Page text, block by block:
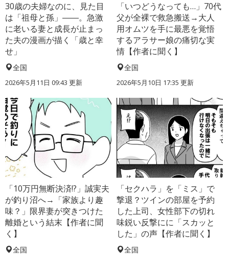
30歳の夫婦なのに、見た目
は「祖母と孫」――。急激
に老いる妻と成長が止まっ
た夫の漫画が描く「歳と幸
せ」
全国
2026年5月11日 09:43 更新
「いつどうなっても…」70代
父が全裸で救急搬送→大人
用オムツを手に最悪を覚悟
するアラサー娘の痛切な実
情【作者に聞く】
全国
2026年5月10日 17:35 更新
「10万円無断決済!?」誠実夫
が釣り沼へ→「家族より趣
味？」限界妻が突きつけた
離婚という結末【作者に聞
く】
全国
「セクハラ」を「ミス」で
撃退？ツインの部屋を予約
した上司、女性部下の切れ
味鋭い反撃にに「スカッと
した」の声【作者に聞く】
全国